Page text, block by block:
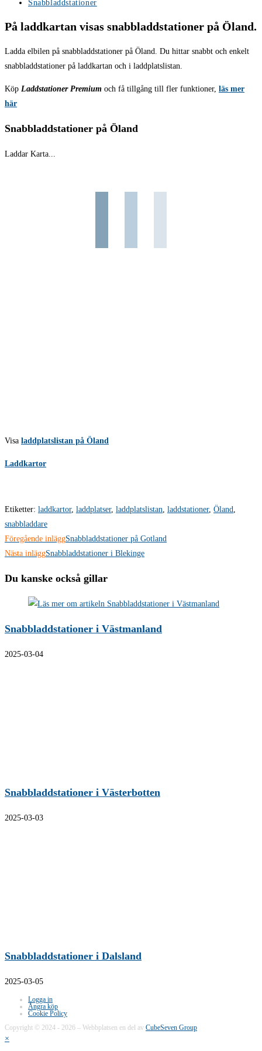
publicerat:
Inläggskategori:
Snabbladdstationer
På laddkartan visas snabbladdstationer på Öland.
Ladda elbilen på snabbladdstationer på Öland. Du hittar snabbt och enkelt
snabbladdstationer på laddkartan och i laddplatslistan.
Köp Laddstationer Premium och få tillgång till fler funktioner, läs mer
här
Snabbladdstationer på Öland
Laddar Karta...
Visa laddplatslistan på Öland
Laddkartor
Etiketter: laddkartor, laddplatser, laddplatslistan, laddstationer, Öland,
snabbladdare
Läs
fler
artiklar
Föregående inläggSnabbladdstationer på Gotland
Nästa inläggSnabbladdstationer i Blekinge
Du kanske också gillar
Snabbladdstationer i Västmanland
2025-03-04
Snabbladdstationer i Västerbotten
2025-03-03
Snabbladdstationer i Dalsland
2025-03-05
Logga in
Ångra köp
Cookie Policy
Copyright © 2024 - 2026 – Webbplatsen en del av CubeSeven Group
×